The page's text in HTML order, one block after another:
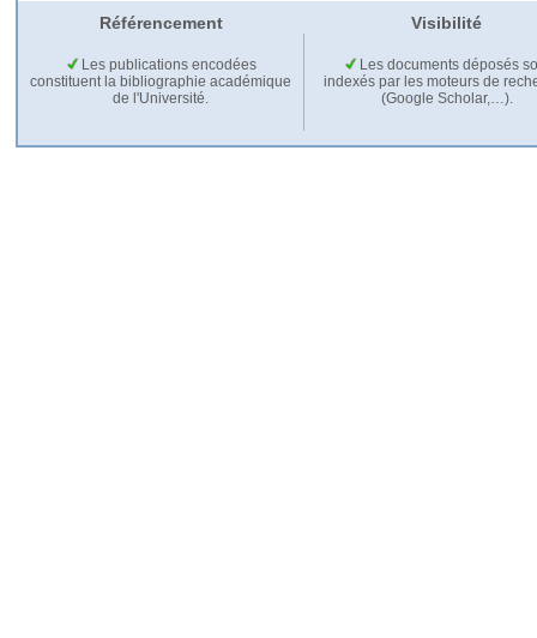
Référencement Visibilité
Les publications encodées
constituent la bibliographie académique
de l'Université.
Les documents déposés
indexés par les moteurs de
(Google Scholar,…).